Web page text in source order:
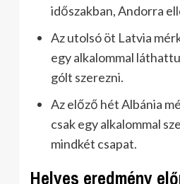
időszakban, Andorra
Az utolsó öt Latvia
egy alkalommal
gólt szerezni.
Az előző hét Albánia
csak egy alkalommal
mindkét csapat.
Helyes eredmény